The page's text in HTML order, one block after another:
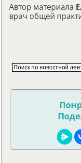
Автор материала
врач общей